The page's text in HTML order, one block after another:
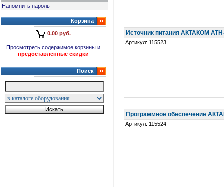
Напомнить пароль
Корзина
0.00 руб.
Просмотреть содержимое корзины и
предоставленные скидки
Поиск
Источник питания АКТАКОМ
Артикул: 115523
Программное обеспечение
Артикул: 115524